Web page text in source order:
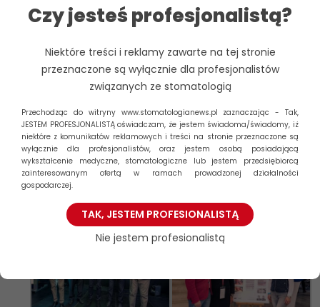
Czy jesteś profesjonalistą?
Niektóre treści i reklamy zawarte na tej stronie
przeznaczone są wyłącznie dla profesjonalistów
związanych ze stomatologią
Przechodząc do witryny www.stomatologianews.pl zaznaczając - Tak,
JESTEM PROFESJONALISTĄ oświadczam, że jestem świadoma/świadomy, iż
niektóre z komunikatów reklamowych i treści na stronie przeznaczone są
wyłącznie dla profesjonalistów, oraz jestem osobą posiadającą
wykształcenie medyczne, stomatologiczne lub jestem przedsiębiorcą
zainteresowanym ofertą w ramach prowadzonej działalności
gospodarczej.
TAK, JESTEM PROFESIONALISTĄ
Nie jestem profesionalistą
Stomatologicznej (CEIA)
Stomatologicznej (CEIA)
3. Sympozjum
Środkowoeuropejskiej
Akademii Implantologii
Stomatologicznej (CEIA)
3. Sympozjum
Środkowoeuropejskiej
Akademii Implantologii